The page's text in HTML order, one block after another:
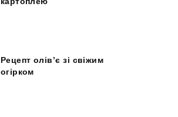
Рецепт олів’є зі свіжим
огірком